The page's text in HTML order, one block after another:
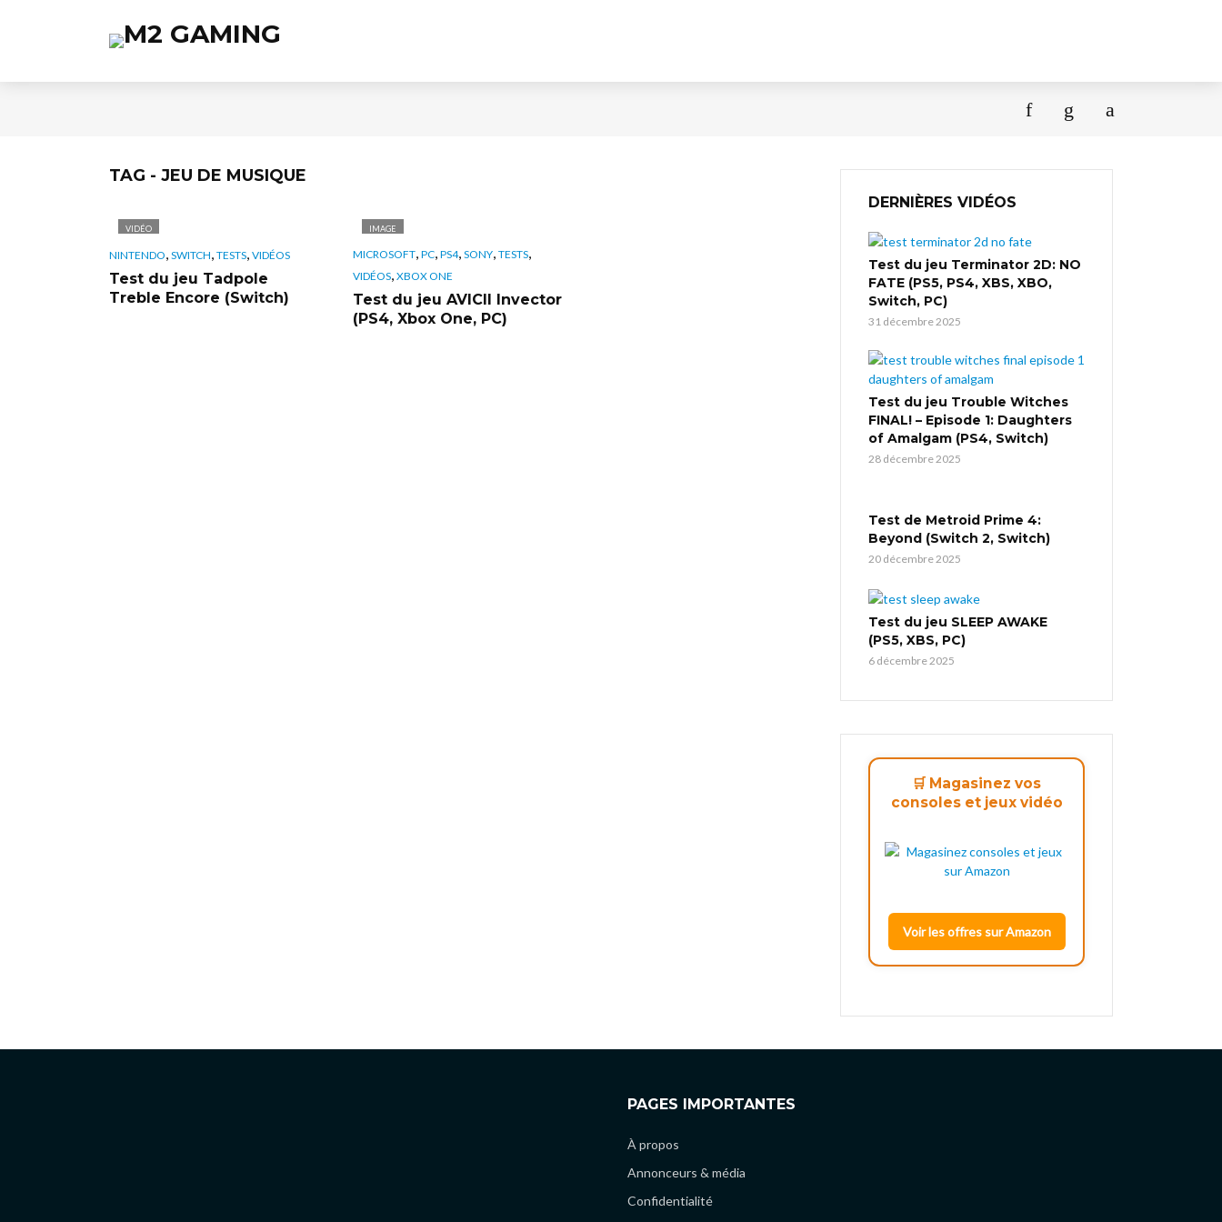
TAG - JEU DE MUSIQUE
VIDÉO
NINTENDO, SWITCH, TESTS, VIDÉOS
Test du jeu Tadpole
Treble Encore (Switch)
IMAGE
MICROSOFT, PC, PS4, SONY, TESTS,
VIDÉOS, XBOX ONE
Test du jeu AVICII Invector
(PS4, Xbox One, PC)
DERNIÈRES VIDÉOS
Test du jeu Terminator 2D: NO
FATE (PS5, PS4, XBS, XBO,
Switch, PC)
31 décembre 2025
Test du jeu Trouble Witches
FINAL! – Episode 1: Daughters
of Amalgam (PS4, Switch)
28 décembre 2025
Test de Metroid Prime 4:
Beyond (Switch 2, Switch)
20 décembre 2025
Test du jeu SLEEP AWAKE
(PS5, XBS, PC)
6 décembre 2025
🛒 Magasinez vos
consoles et jeux vidéo
Voir les offres sur Amazon
PAGES IMPORTANTES
À propos
Annonceurs & média
Confidentialité